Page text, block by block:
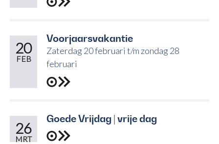
Voorjaarsvakantie
20
FEB
Zaterdag 20 februari t/m zondag 28
februari
Goede Vrijdag | vrije dag
26
MRT